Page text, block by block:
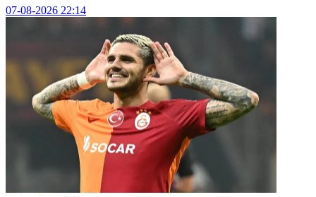
07-08-2026 22:14